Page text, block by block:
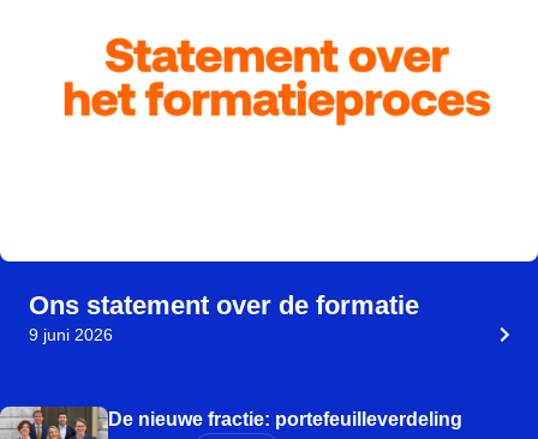
Ons statement over de formatie
9 juni 2026
De nieuwe fractie: portefeuilleverdeling